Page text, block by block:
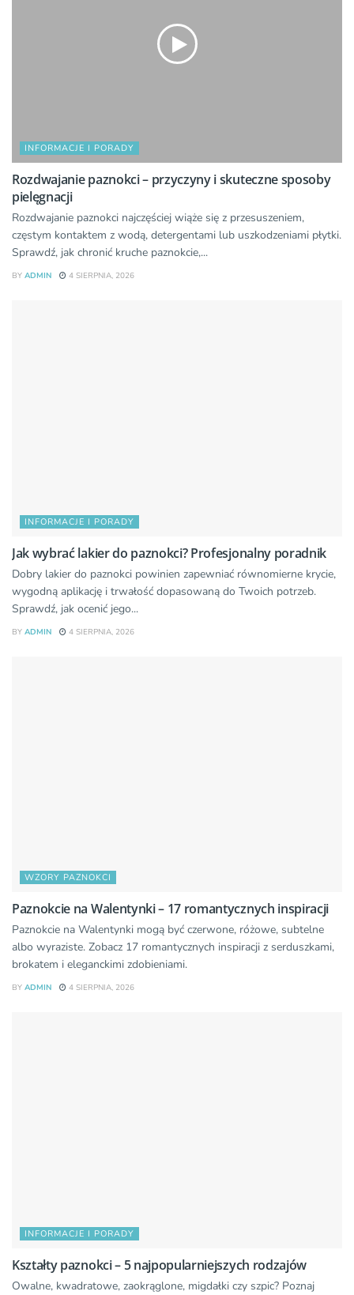
INFORMACJE I PORADY
Rozdwajanie paznokci – przyczyny i skuteczne sposoby
pielęgnacji
Rozdwajanie paznokci najczęściej wiąże się z przesuszeniem,
częstym kontaktem z wodą, detergentami lub uszkodzeniami płytki.
Sprawdź, jak chronić kruche paznokcie,...
BY ADMIN 4 SIERPNIA, 2026
INFORMACJE I PORADY
Jak wybrać lakier do paznokci? Profesjonalny poradnik
Dobry lakier do paznokci powinien zapewniać równomierne krycie,
wygodną aplikację i trwałość dopasowaną do Twoich potrzeb.
Sprawdź, jak ocenić jego...
BY ADMIN 4 SIERPNIA, 2026
WZORY PAZNOKCI
Paznokcie na Walentynki – 17 romantycznych inspiracji
Paznokcie na Walentynki mogą być czerwone, różowe, subtelne
albo wyraziste. Zobacz 17 romantycznych inspiracji z serduszkami,
brokatem i eleganckimi zdobieniami.
BY ADMIN 4 SIERPNIA, 2026
INFORMACJE I PORADY
Kształty paznokci – 5 najpopularniejszych rodzajów
Owalne, kwadratowe, zaokrąglone, migdałki czy szpic? Poznaj